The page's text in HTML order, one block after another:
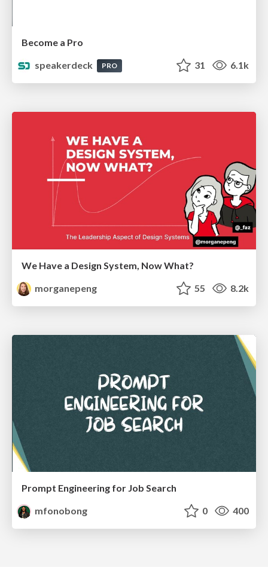
Become a Pro
speakerdeck
PRO 31 6.1k
We Have a Design System, Now What?
morganepeng
55 8.2k
Prompt Engineering for Job Search
mfonobong
0 400